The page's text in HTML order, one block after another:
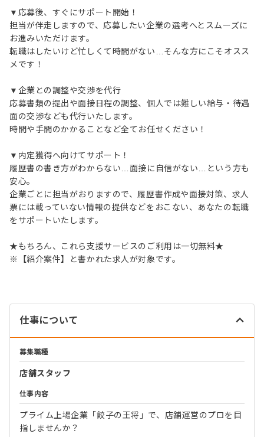
▼応募後、すぐにサポート開始！
担当が伴走しますので、応募したい企業の選考へとスムーズに
お進みいただけます。
転職はしたいけど忙しくて時間がない…そんな方にこそオスス
メです！
▼企業との調整や交渉を代行
応募書類の提出や面接日程の調整、個人では難しい給与・待遇
面の交渉なども代行いたします。
時間や手間のかかることなど全てお任せください！
▼内定獲得へ向けてサポート！
履歴書の書き方がわからない…面接に自信がない…という方も
安心。
企業ごとに担当がおりますので、履歴書作成や面接対策、求人
票には載っていない情報の提供などをおこない、あなたの転職
をサポートいたします。
★もちろん、これら支援サービスのご利用は一切無料★
※【紹介案件】と書かれた求人が対象です。
仕事について
募集職種
店舗スタッフ
仕事内容
プライム上場企業「餃子の王将」で、店舗運営のプロを目
指しませんか？